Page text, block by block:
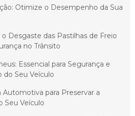
Otimize o Desempenho da Sua
Desgaste das Pastilhas de Freio
no Trânsito
Essencial para Segurança e
Seu Veículo
Automotiva para Preservar a
Seu Veículo